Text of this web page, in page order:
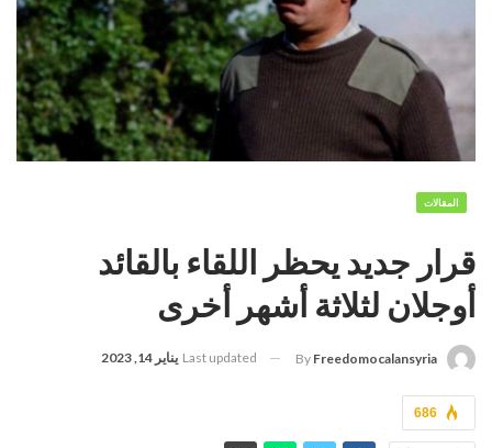
المقالات
قرار جديد يحظر اللقاء بالقائد
أوجلان لثلاثة أشهر أخرى
By Freedomocalansyria
Last updated يناير 14, 2023
686